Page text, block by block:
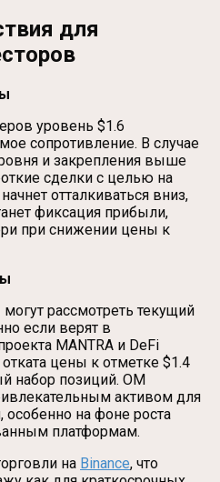
для
уровень $1.6
сопротивление. В случае
и закрепления выше
сделки с целью на
отталкиваться вниз,
фиксация прибыли,
при снижении цены к
рассмотреть текущий
если верят в
MANTRA и DeFi
цены к отметке $1.4
набор позиций. OM
активом для
особенно на фоне роста
платформам.
на Binance, что